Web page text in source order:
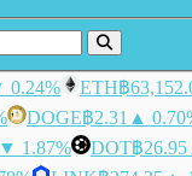
0.24% ETH฿
DOGE฿2.31 ▲
▼ 1.87% DOT฿26.95